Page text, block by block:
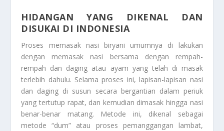
HIDANGAN YANG DIKENAL DAN
DISUKAI DI INDONESIA
Proses memasak nasi biryani umumnya di lakukan
dengan memasak nasi bersama dengan rempah-
rempah dan daging atau ayam yang telah di masak
terlebih dahulu. Selama proses ini, lapisan-lapisan nasi
dan daging di susun secara bergantian dalam periuk
yang tertutup rapat, dan kemudian dimasak hingga nasi
benar-benar matang. Metode ini, dikenal sebagai
metode “dum” atau proses pemanggangan lambat,